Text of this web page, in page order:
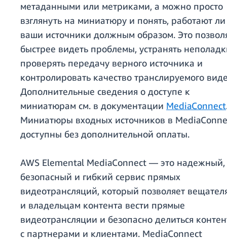
метаданными или метриками, а можно просто
взглянуть на миниатюру и понять, работают ли
ваши источники должным образом. Это
быстрее видеть проблемы, устранять
проверять передачу верного источника и
контролировать качество транслируемого
Дополнительные сведения о доступе к
миниатюрам см. в документации MediaConnect
Миниатюры входных источников в
доступны без дополнительной оплаты.
AWS Elemental MediaConnect — это надежный,
безопасный и гибкий сервис прямых
видеотрансляций, который позволяет
и владельцам контента вести прямые
видеотрансляции и безопасно делиться
с партнерами и клиентами. MediaConnect